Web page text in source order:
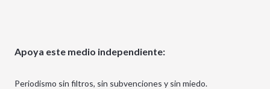
Apoya este medio independiente:
Periodismo sin filtros, sin subvenciones y sin miedo.